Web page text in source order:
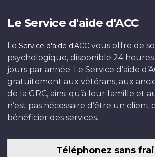
Le Service d'aide d'ACC
Le Service d'aide d'ACC vous offre de
psychologique, disponible 24
jours par année. Le Service d’aide
gratuitement aux vétérans, aux
de la GRC, ainsi qu’à leur famille et
n’est pas nécessaire d’être un client
bénéficier des services.
Téléphonez sans